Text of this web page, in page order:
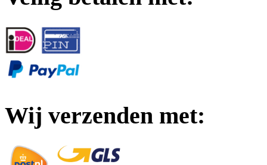
Wij verzenden met: